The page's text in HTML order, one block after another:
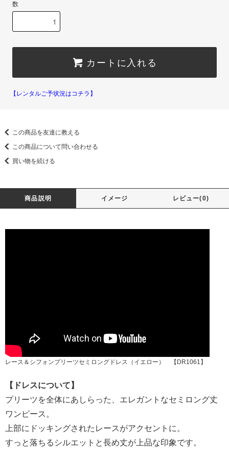
数
カートに入れる
【レンタルご予状況はコチラ】
この商品を友達に教える
この商品について問い合わせる
買い物を続ける
商品説明 イメージ レビュー(0)
レース＆シフォンプリーツセミロングドレス（イエロー） 【DR1061】
【ドレスについて】
プリーツを全体にあしらった、エレガントなセミロング丈
ワンピース。
上部にドッキングされたレースがアクセントに。
すっと落ちるシルエットと長め丈が上品な印象です。